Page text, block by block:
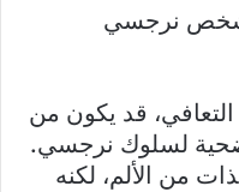
شخص نرجسي
قد يكون من
لسلوك نرجسي.
من الألم، لكنه